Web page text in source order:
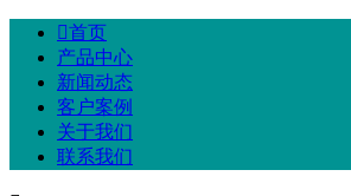
首页
产品中心
新闻动态
客户案例
关于我们
联系我们